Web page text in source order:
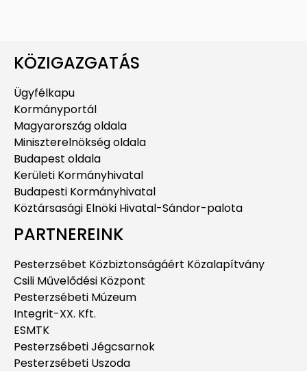
KÖZIGAZGATÁS
Ügyfélkapu
Kormányportál
Magyarország oldala
Miniszterelnökség oldala
Budapest oldala
Kerületi Kormányhivatal
Budapesti Kormányhivatal
Köztársasági Elnöki Hivatal-Sándor-palota
PARTNEREINK
Pesterzsébet Közbiztonságáért Közalapítvány
Csili Művelődési Központ
Pesterzsébeti Múzeum
Integrit-XX. Kft.
ESMTK
Pesterzsébeti Jégcsarnok
Pesterzsébeti Uszoda